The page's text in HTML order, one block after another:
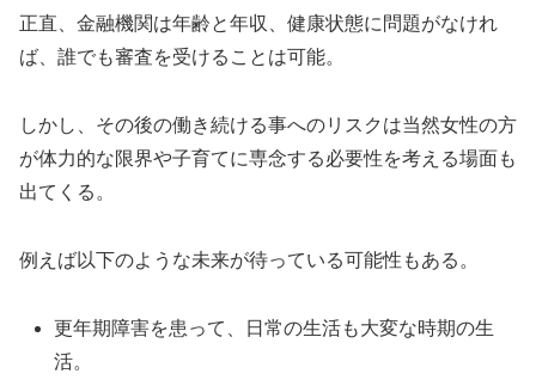
正直、金融機関は年齢と年収、健康状態に問題がなけれ
ば、誰でも審査を受けることは可能。
しかし、その後の働き続ける事へのリスクは当然女性の方
が体力的な限界や子育てに専念する必要性を考える場面も
出てくる。
例えば以下のような未来が待っている可能性もある。
更年期障害を患って、日常の生活も大変な時期の生
活。